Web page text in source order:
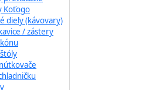
Koťogo
diely (kávovary)
/ zástery